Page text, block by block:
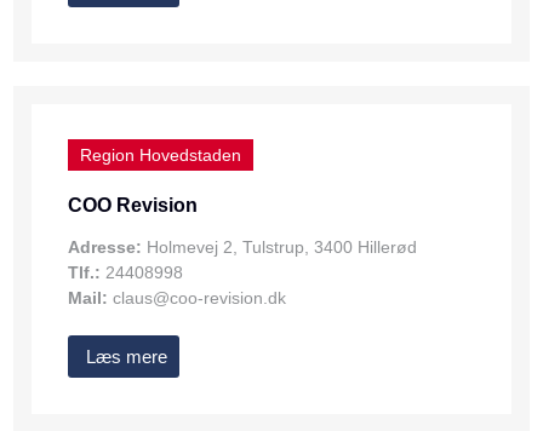
Region Hovedstaden
COO Revision
Adresse: Holmevej 2, Tulstrup, 3400 Hillerød
Tlf.: 24408998
Mail: claus@coo-revision.dk
Læs mere